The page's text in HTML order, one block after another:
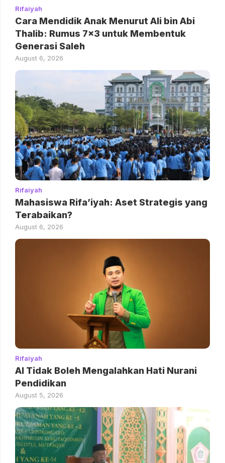
Rifaiyah
Cara Mendidik Anak Menurut Ali bin Abi
Thalib: Rumus 7×3 untuk Membentuk
Generasi Saleh
August 6, 2026
Rifaiyah
Mahasiswa Rifa’iyah: Aset Strategis yang
Terabaikan?
August 6, 2026
Rifaiyah
AI Tidak Boleh Mengalahkan Hati Nurani
Pendidikan
August 5, 2026